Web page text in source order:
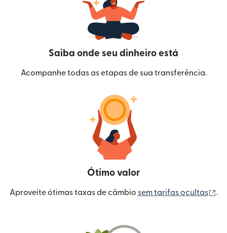
Saiba onde seu dinheiro está
Acompanhe todas as etapas de sua transferência.
Ótimo valor
Aproveite ótimas taxas de câmbio sem tarifas ocultas .